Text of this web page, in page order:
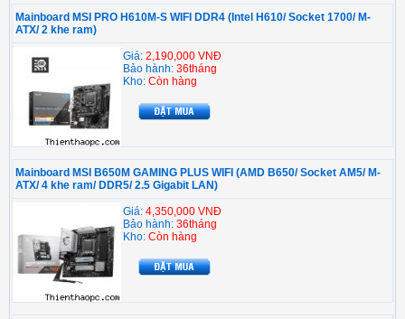
Mainboard MSI PRO H610M-S WIFI DDR4 (Intel H610/ Socket 1700/ M-
ATX/ 2 khe ram)
Giá: 2,190,000 VNĐ
Bảo hành: 36tháng
Kho: Còn hàng
Mainboard MSI B650M GAMING PLUS WIFI (AMD B650/ Socket AM5/ M-
ATX/ 4 khe ram/ DDR5/ 2.5 Gigabit LAN)
Giá: 4,350,000 VNĐ
Bảo hành: 36tháng
Kho: Còn hàng